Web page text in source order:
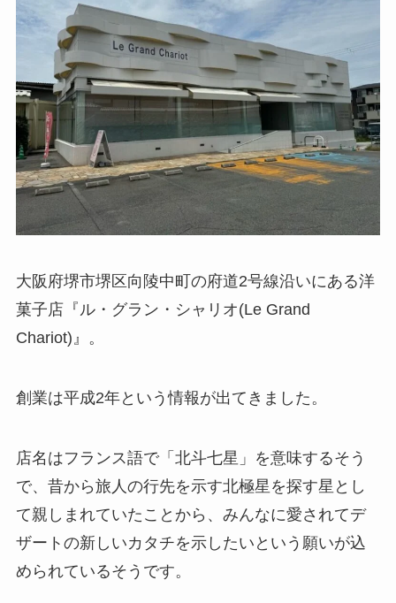
大阪府堺市堺区向陵中町の府道2号線沿いにある洋
菓子店『ル・グラン・シャリオ(Le Grand
Chariot)』。
創業は平成2年という情報が出てきました。
店名はフランス語で「北斗七星」を意味するそう
で、昔から旅人の行先を示す北極星を探す星とし
て親しまれていたことから、みんなに愛されてデ
ザートの新しいカタチを示したいという願いが込
められているそうです。